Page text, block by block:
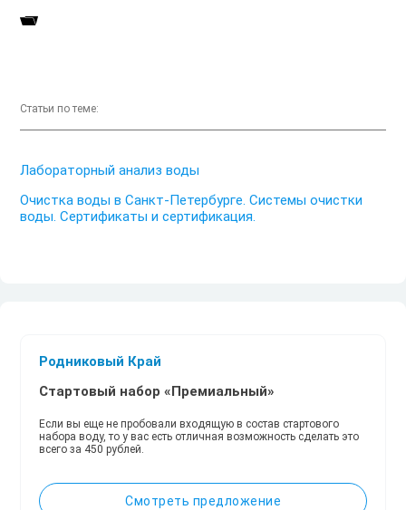

Статьи по теме:
Лабораторный анализ воды
Очистка воды в Санкт-Петербурге. Системы очистки
воды. Сертификаты и сертификация.
Родниковый Край
Стартовый набор «Премиальный»
Если вы еще не пробовали входящую в состав стартового
набора воду, то у вас есть отличная возможность сделать это
всего за 450 рублей.
Смотреть предложение